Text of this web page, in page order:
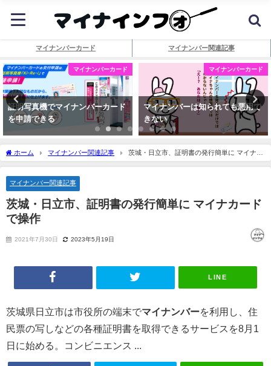
マイナンバーカード マイナンバー関連記事
マイナンバーカード
証明写真機でマイナンバーカード
を申請できる
マイナンバーカード
マイナンバーは知られても悪用で
きない
ホーム マイナンバー関連記事
茨城・日立市、証明書の発行簡単に マイナカ
ードで操作
マイナンバー関連記事
茨城・日立市、証明書の発行簡単に マイナカード
で操作
2021年7月30日 2023年5月19日
LINE
茨城県日立市は市役所の端末でマイナンバーを利用し、住
民票の写しなどの各種証明書を取得できるサービスを8月1
日に始める。コンビニエンス ...